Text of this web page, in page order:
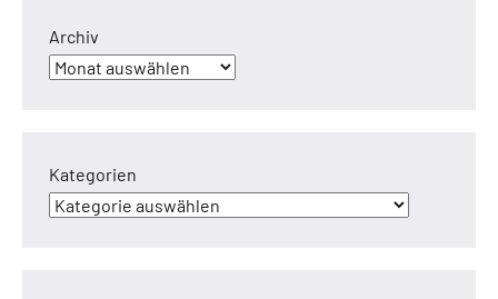
Archiv
Kategorien